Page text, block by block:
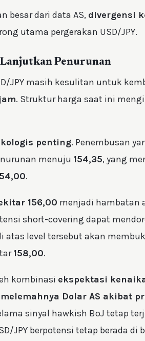
besar dari data AS, divergensi
utama pergerakan USD/JPY.
Penurunan
JPY masih kesulitan untuk
. Struktur harga saat ini
penting. Penembusan
menuju 154,35, yang
.
156,00 menjadi hambatan
short-covering dapat
atas level tersebut akan
158,00.
kombinasi ekspektasi
Dolar AS akibat
sinyal hawkish BoJ tetap
JPY berpotensi tetap berada di